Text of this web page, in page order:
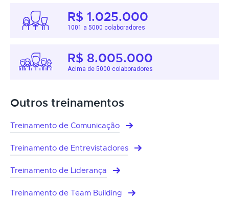
R$ 1.025.000
1001 a 5000 colaboradores
R$ 8.005.000
Acima de 5000 colaboradores
Outros treinamentos
Treinamento de Comunicação
Treinamento de Entrevistadores
Treinamento de Liderança
Treinamento de Team Building